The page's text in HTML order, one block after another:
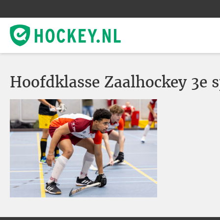
Hoofdklasse Zaalhockey 3e